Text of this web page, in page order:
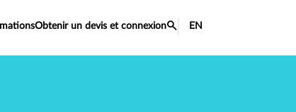
Obtenir un devis et connexion EN